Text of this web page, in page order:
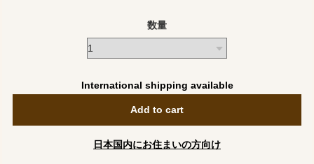
数量
International shipping available
Add to cart
日本国内にお住まいの方向け